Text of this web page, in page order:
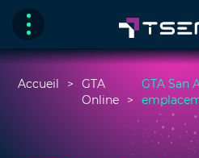
Accueil
GTA
Online
GTA San